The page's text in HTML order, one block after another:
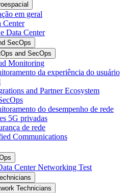
em geral
Center
Data Center
SecOps
and SecOps
Monitoring
da experiência do usuário
and Partner Ecosystem
do desempenho de rede
5G privadas
de rede
Communications
Center Networking Test
Technicians